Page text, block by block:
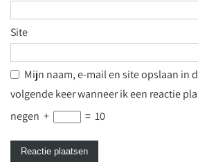
Site
Mijn naam, e-mail en site opslaan in
volgende keer wanneer ik een reactie
negen + = 10